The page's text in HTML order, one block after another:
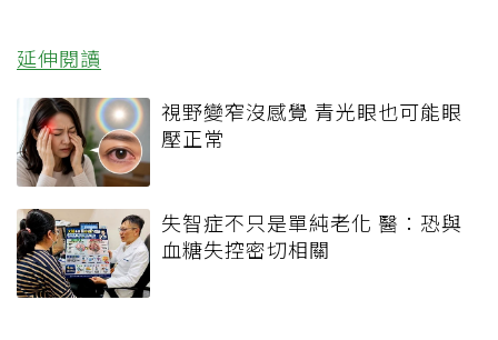
延伸閱讀
視野變窄沒感覺 青光眼也可能眼
壓正常
失智症不只是單純老化 醫：恐與
血糖失控密切相關